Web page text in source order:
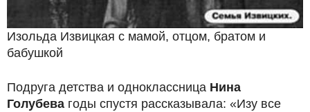
Изольда Извицкая с мамой, отцом, братом и
бабушкой
Подруга детства и одноклассница Нина
Голубева годы спустя рассказывала: «Изу все